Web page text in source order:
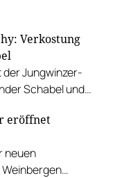
Verkostung
Jungwinzer-
Schabel und
eröffnet
neuen